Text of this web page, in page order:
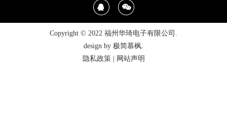
Copyright © 2022 福州华琦电子有限公司.
design by 极简慕枫.
隐私政策
网站声明